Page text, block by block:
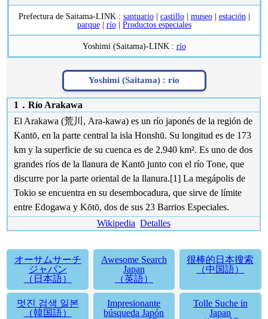
Prefectura de Saitama-LINK : santuario| castillo| museo| estación |
parque| río| Productos especiales
Yoshimi (Saitama)-LINK : río
Yoshimi (Saitama) : río
1．Río Arakawa
El Arakawa (荒川, Ara-kawa) es un río japonés de la región de
Kantō, en la parte central la isla Honshū. Su longitud es de 173
km y la superficie de su cuenca es de 2.940 km². Es uno de dos
grandes ríos de la llanura de Kantō junto con el río Tone, que
discurre por la parte oriental de la llanura.[1]​ La megápolis de
Tokio se encuentra en su desembocadura, que sirve de límite
entre Edogawa y Kōtō, dos de sus 23 Barrios Especiales.
Wikipedia Detalles
オーサムサーチ
ジャパン
（日本語）
Awesome Search
Japan
（英語）
很棒的日本搜索
（中国語）
멋진 검색 일본
（韓国語）
Impresionante
búsqueda Japón
Tolle Suche in
Japan